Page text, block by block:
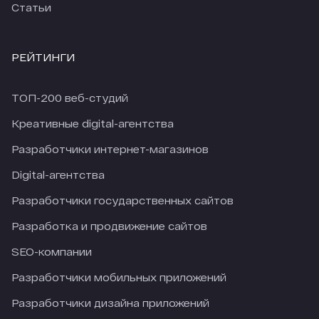
Статьи
РЕЙТИНГИ
ТОП-200 веб-студий
Креативные digital-агентства
Разработчики интернет-магазинов
Digital-агентства
Разработчики государственных сайтов
Разработка и продвижение сайтов
SEO-компании
Разработчики мобильных приложений
Разработчики дизайна приложений